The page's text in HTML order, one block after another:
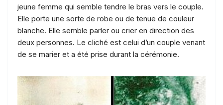
jeune femme qui semble tendre le bras vers le couple.
Elle porte une sorte de robe ou de tenue de couleur
blanche. Elle semble parler ou crier en direction des
deux personnes. Le cliché est celui d’un couple venant
de se marier et a été prise durant la cérémonie.